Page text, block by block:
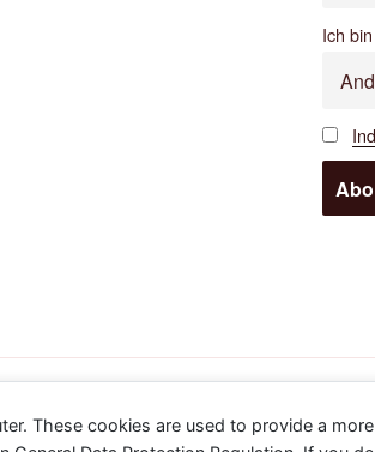
Ich bin
Mit Stolz präsentiert von WordPress
These cookies are used to provide a